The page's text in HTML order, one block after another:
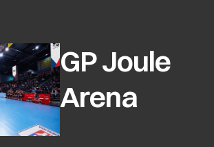
GP Joule
Arena